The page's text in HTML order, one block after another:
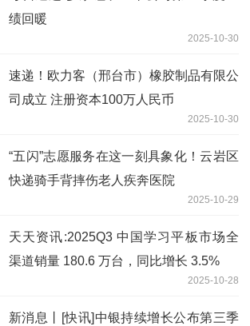
绩回暖
2025-10-30
速递！欧力客（邢台市）橡胶制品有限公
司成立 注册资本100万人民币
2025-10-30
“五闪”志愿服务在这一刻具象化！云岩区
快递骑手背摔伤老人疾奔医院
2025-10-29
天天资讯:2025Q3 中国学习平板市场全
渠道销量 180.6 万台，同比增长 3.5%
2025-10-28
新消息丨[快讯]中银持续增长公布第三季